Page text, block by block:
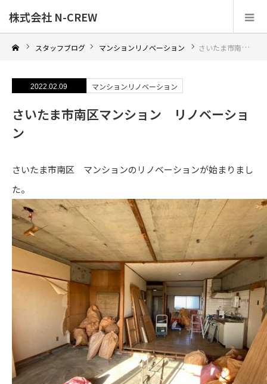
株式会社 N-CREW
スタッフブログ マンションリノベーション さいたま市南区マンション リノベーション
2022.02.09 マンションリノベーション
さいたま市南区マンション リノベーショ
ン
さいたま市南区 マンションのリノベーションが始まりまし
た。